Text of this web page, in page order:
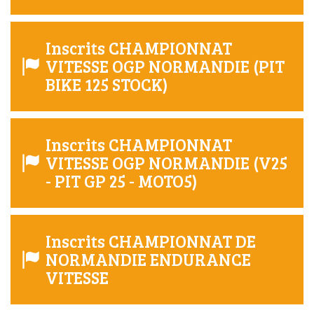
Inscrits CHAMPIONNAT
VITESSE OGP NORMANDIE (PIT
BIKE 125 STOCK)
Inscrits CHAMPIONNAT
VITESSE OGP NORMANDIE (V25
- PIT GP 25 - MOTO5)
Inscrits CHAMPIONNAT DE
NORMANDIE ENDURANCE
VITESSE